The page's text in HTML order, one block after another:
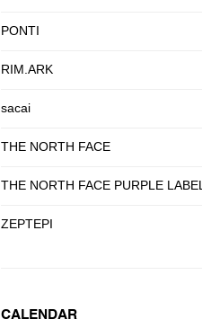
PONTI
RIM.ARK
sacai
THE NORTH FACE
THE NORTH FACE PURPLE LABEL
ZEPTEPI
CALENDAR